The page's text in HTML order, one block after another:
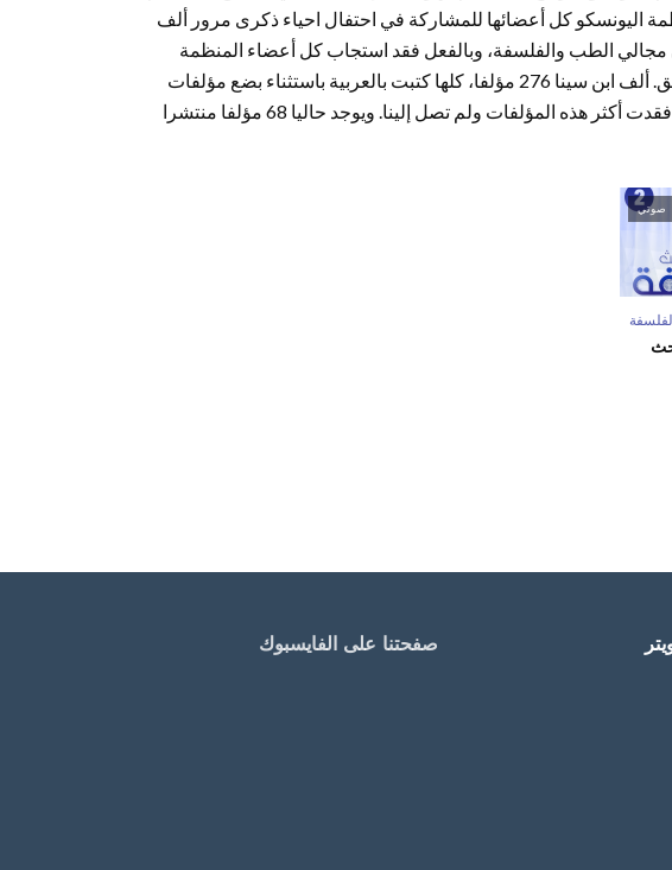
1954، وفي عام 1978 دعت منظمة اليونسكو كل أعضائها للمشاركة في احتفال احياء ذكرى مرور ألف
مجالي الطب والفلسفة، وبالفعل فقد استجاب كل أعضاء المنظمة
وشاركوا في الاحتفال الذي أقيم عام 1980 في دمشق. ألف ابن سينا 276 مؤلفا، كلها كتبت بالعربية باستثناء بضع مؤلفات
صغيرة كتبها بلغته الأم الفارسية. إلا أنه وللأسف فقد فقدت أكثر هذه المؤلفات ولم تصل إلينا. ويوجد حاليا 68 مؤلفا منتشرا
صوتي
صفحتنا على الفايسبوك